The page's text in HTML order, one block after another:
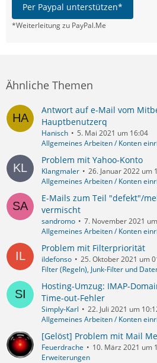
Per Paypal unterstützen*
*Weiterleitung zu PayPal.Me
Ähnliche Themen
Antwort auf e-Mail vom
Hauptbenutzerq
Hanisch
5. Mai 2021 um 16:04
Allgemeines Arbeiten / Konten
Problem mit Yahoo-Konto
Klangmaler
26. Januar 2022 um
Allgemeines Arbeiten / Konten
E-Mails zum Teil "defekt"/
vermischt
sandromo
7. November 2021
Allgemeines Arbeiten / Konten
Problem mit Filterpriorität
ildefonso
25. Oktober 2021 um
Filter (Regeln), Junk-Filter und
Hosting-Umzug: IMAP-
Time-out-Fehler
Simply-Karl
22. Juli 2021 um
Allgemeines Arbeiten / Konten
[Gelöst] Problem mit Mail
Feuerdrache
10. März 2021 um
Erweiterungen